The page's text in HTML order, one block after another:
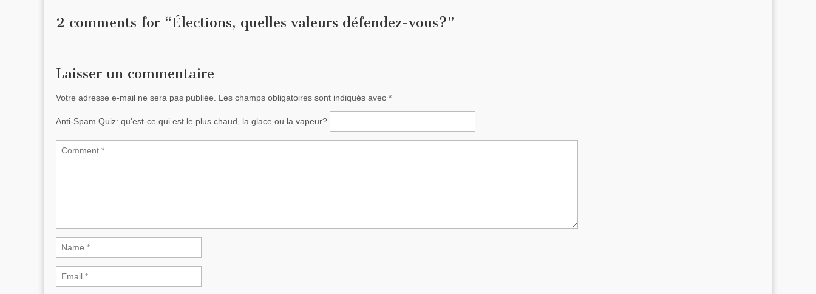
2 comments for “Élections, quelles valeurs défendez-vous?”
Laisser un commentaire
Votre adresse e-mail ne sera pas publiée. Les champs obligatoires sont indiqués avec *
Anti-Spam Quiz: qu'est-ce qui est le plus chaud, la glace ou la vapeur?